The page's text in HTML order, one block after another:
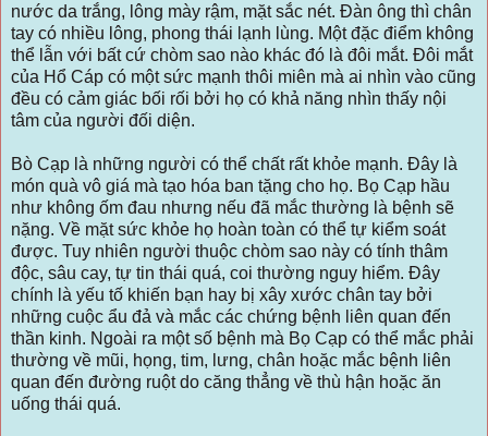
nước da trắng, lông mày rậm, mặt sắc nét. Đàn ông thì chân
tay có nhiều lông, phong thái lạnh lùng. Một đặc điểm không
thể lẫn với bất cứ chòm sao nào khác đó là đôi mắt. Đôi mắt
của Hổ Cáp có một sức mạnh thôi miên mà ai nhìn vào cũng
đều có cảm giác bối rối bởi họ có khả năng nhìn thấy nội
tâm của người đối diện.
Bò Cạp là những người có thể chất rất khỏe mạnh. Đây là
món quà vô giá mà tạo hóa ban tặng cho họ. Bọ Cạp hầu
như không ốm đau nhưng nếu đã mắc thường là bệnh sẽ
nặng. Về mặt sức khỏe họ hoàn toàn có thể tự kiểm soát
được. Tuy nhiên người thuộc chòm sao này có tính thâm
độc, sâu cay, tự tin thái quá, coi thường nguy hiểm. Đây
chính là yếu tố khiến bạn hay bị xây xước chân tay bởi
những cuộc ẩu đả và mắc các chứng bệnh liên quan đến
thần kinh. Ngoài ra một số bệnh mà Bọ Cạp có thể mắc phải
thường về mũi, họng, tim, lưng, chân hoặc mắc bệnh liên
quan đến đường ruột do căng thẳng về thù hận hoặc ăn
uống thái quá.